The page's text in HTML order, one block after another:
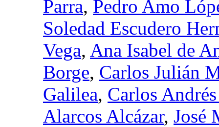
Parra, Pedro Amo
Soledad Escudero
Vega, Ana Isabel de
Borge, Carlos Julián
Galilea, Carlos
Alarcos Alcázar, José